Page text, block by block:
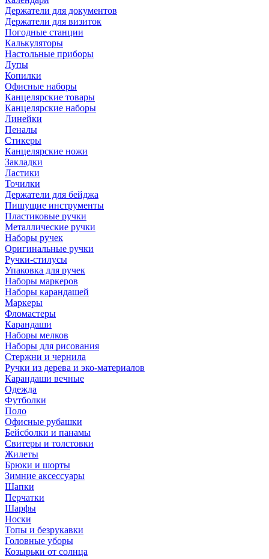
Держатели для документов
Держатели для визиток
Погодные станции
Калькуляторы
Настольные приборы
Лупы
Копилки
Офисные наборы
Канцелярские товары
Канцелярские наборы
Линейки
Пеналы
Стикеры
Канцелярские ножи
Закладки
Ластики
Точилки
Держатели для бейджа
Пишущие инструменты
Пластиковые ручки
Металлические ручки
Наборы ручек
Оригинальные ручки
Ручки-стилусы
Упаковка для ручек
Наборы маркеров
Наборы карандашей
Маркеры
Фломастеры
Карандаши
Наборы мелков
Наборы для рисования
Стержни и чернила
Ручки из дерева и эко-материалов
Карандаши вечные
Одежда
Футболки
Поло
Офисные рубашки
Бейсболки и панамы
Свитеры и толстовки
Жилеты
Брюки и шорты
Зимние аксессуары
Шапки
Перчатки
Шарфы
Носки
Топы и безрукавки
Головные уборы
Козырьки от солнца